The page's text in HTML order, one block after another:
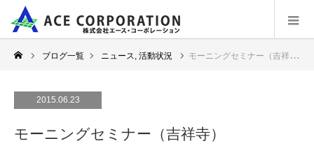
ブログ一覧 ニュース, 活動状況 モーニングセミナー（吉祥寺）
2015.06.23
モーニングセミナー（吉祥寺）